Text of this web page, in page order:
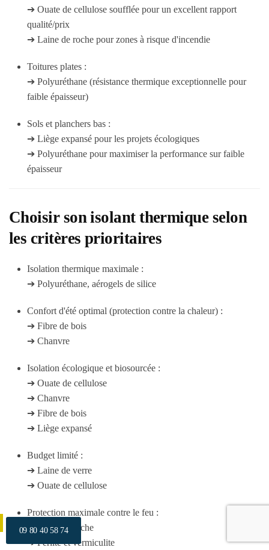
➔ Ouate de cellulose soufflée pour un excellent rapport
qualité/prix
➔ Laine de roche pour zones à risque d'incendie
Toitures plates :
➔ Polyuréthane (résistance thermique exceptionnelle pour
faible épaisseur)
Sols et planchers bas :
➔ Liège expansé pour les projets écologiques
➔ Polyuréthane pour maximiser la performance sur faible
épaisseur
Choisir son isolant thermique selon
les critères prioritaires
Isolation thermique maximale :
➔ Polyuréthane, aérogels de silice
Confort d'été optimal (protection contre la chaleur) :
➔ Fibre de bois
➔ Chanvre
Isolation écologique et biosourcée :
➔ Ouate de cellulose
➔ Chanvre
➔ Fibre de bois
➔ Liège expansé
Budget limité :
➔ Laine de verre
➔ Ouate de cellulose
Protection maximale contre le feu :
➔ Laine de roche
➔ Perlite et vermiculite
09 80 40 58 74